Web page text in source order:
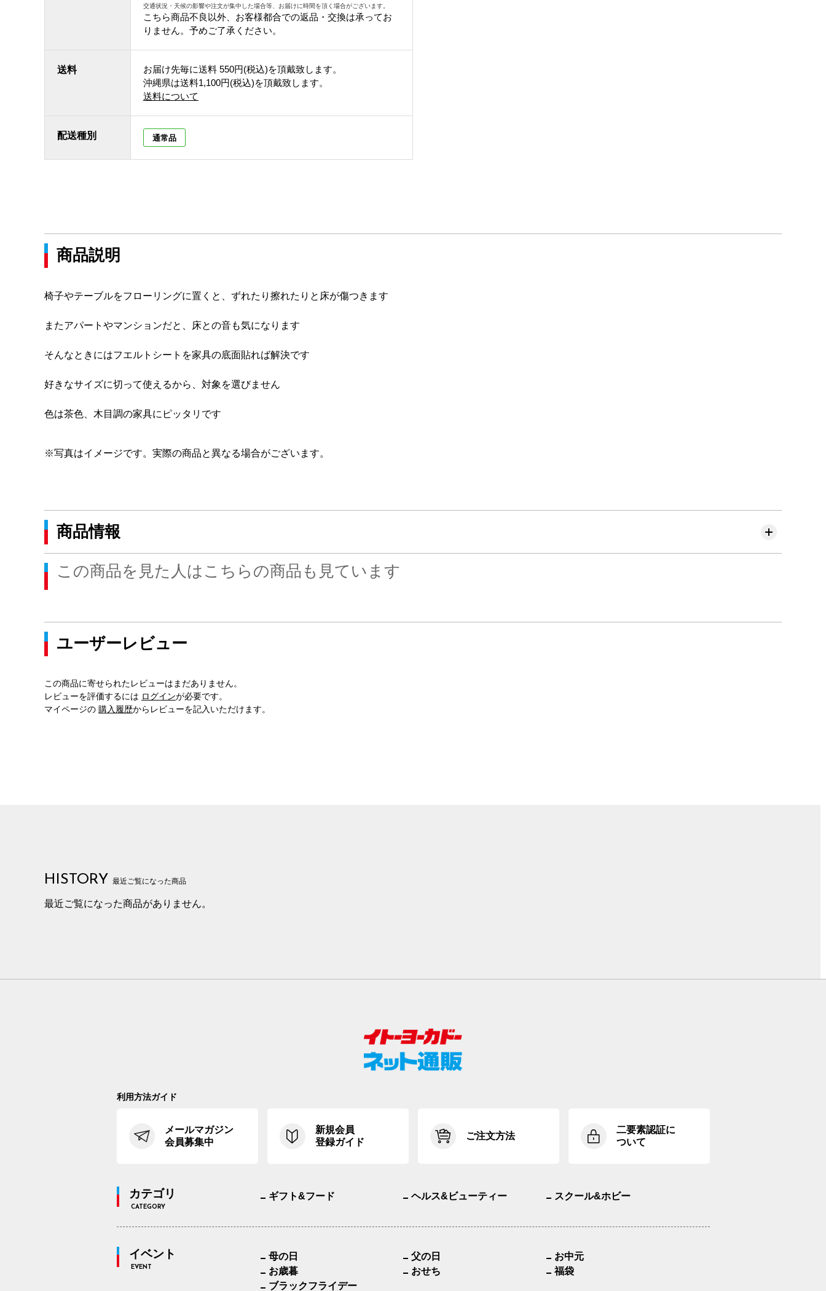
交通状況・天候の影響や注文が集中した場合等、お届けに時間を頂く場合がございます。
こちら商品不良以外、お客様都合での返品・交換は承ってお
りません。予めご了承ください。
送料 お届け先毎に送料 550円(税込)を頂戴致します。
沖縄県は送料1,100円(税込)を頂戴致します。
送料について
配送種別 通常品
商品説明
椅子やテーブルをフローリングに置くと、ずれたり擦れたりと床が傷つきます
またアパートやマンションだと、床との音も気になります
そんなときにはフエルトシートを家具の底面貼れば解決です
好きなサイズに切って使えるから、対象を選びません
色は茶色、木目調の家具にピッタリです
※写真はイメージです。実際の商品と異なる場合がございます。
商品情報
この商品を見た人はこちらの商品も見ています
ユーザーレビュー
この商品に寄せられたレビューはまだありません。
レビューを評価するには ログインが必要です。
マイページの 購入履歴からレビューを記入いただけます。
HISTORY 最近ご覧になった商品
最近ご覧になった商品がありません。
利用方法ガイド
メールマガジン
会員募集中
新規会員
登録ガイド
ご注文方法
二要素認証に
ついて
カテゴリ
CATEGORY
ギフト&フード ヘルス&ビューティー スクール&ホビー
イベント
EVENT
母の日 父の日
お中元
お歳暮
おせち
福袋
ブラックフライデー